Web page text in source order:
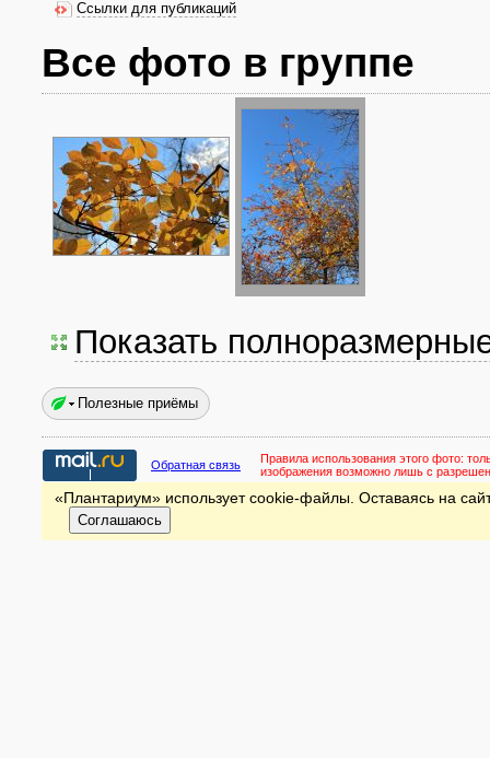
Ссылки для публикаций
Все фото в группе
Показать
Полезные приёмы
Обратная связь Правила использования этого фото:
изображения возможно лишь с
«Плантариум» использует cookie-файлы. Оставаясь на
Соглашаюсь